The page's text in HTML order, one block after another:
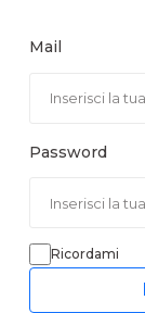
Mail
Password
Ricordami